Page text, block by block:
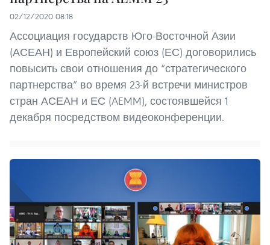
02/12/2020 08:18
Ассоциация государств Юго-Восточной Азии
(АСЕАН) и Европейский союз (ЕС) договорились
повысить свои отношения до “стратегического
партнерства” во время 23-й встречи министров
стран АСЕАН и ЕС (AEMM), состоявшейся 1
декабря посредством видеоконференции.